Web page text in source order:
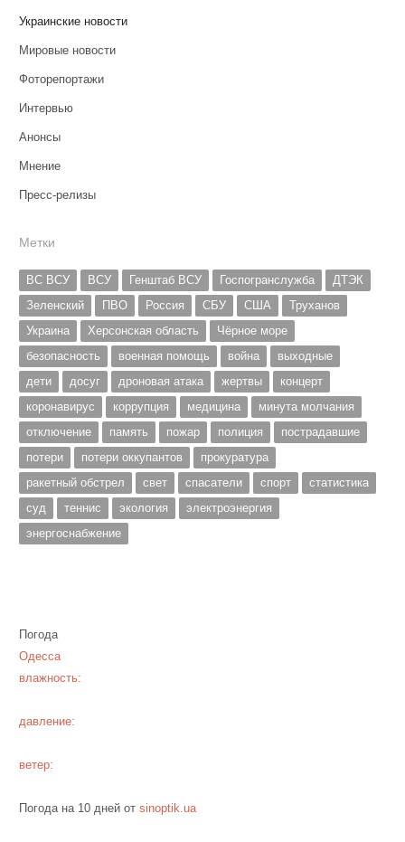
Украинские новости
Мировые новости
Фоторепортажи
Интервью
Анонсы
Мнение
Пресс-релизы
Метки
ВС ВСУ ВСУ Генштаб ВСУ Госпогранслужба
ДТЭК
Зеленский
ПВО Россия СБУ США
Труханов
Украина
Херсонская область
Чёрное море
безопасность
военная помощь война
выходные
дети
досуг дроновая атака жертвы
концерт
коронавирус
коррупция медицина
минута молчания
отключение
память пожар полиция
пострадавшие
потери
потери оккупантов
прокуратура
ракетный обстрел
свет спасатели спорт
статистика
суд
теннис экология
электроэнергия
энергоснабжение
Погода
Одесса
влажность:
давление:
ветер:
Погода на 10 дней от sinoptik.ua